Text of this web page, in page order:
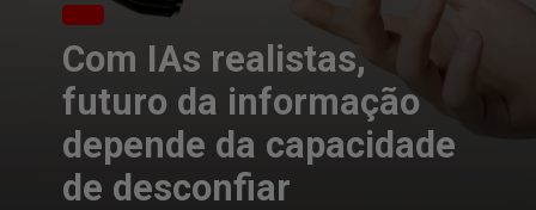
Com IAs realistas,
futuro da informação
depende da capacidade
de desconfiar